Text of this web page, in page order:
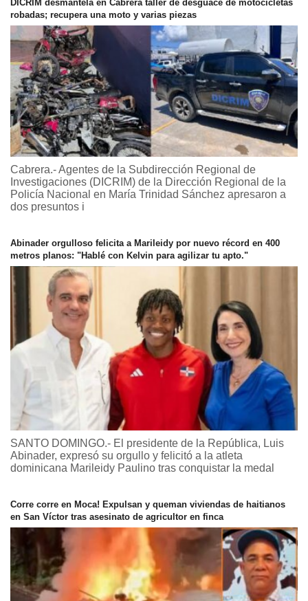
DICRIM desmantela en Cabrera taller de desguace de motocicletas
robadas; recupera una moto y varias piezas
Cabrera.- Agentes de la Subdirección Regional de
Investigaciones (DICRIM) de la Dirección Regional de la
Policía Nacional en María Trinidad Sánchez apresaron a
dos presuntos i
Abinader orgulloso felicita a Marileidy por nuevo récord en 400
metros planos: "Hablé con Kelvin para agilizar tu apto."
SANTO DOMINGO.- El presidente de la República, Luis
Abinader, expresó su orgullo y felicitó a la atleta
dominicana Marileidy Paulino tras conquistar la medal
Corre corre en Moca! Expulsan y queman viviendas de haitianos
en San Víctor tras asesinato de agricultor en finca